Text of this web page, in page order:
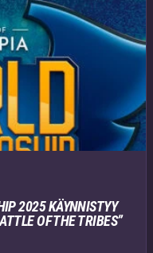
2025 KÄYNNISTYY
OF THE TRIBES”